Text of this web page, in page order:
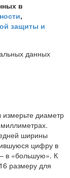
в
,
защиты и
данных
диаметр
ширины
цифру в
в «большую». К
размеру для